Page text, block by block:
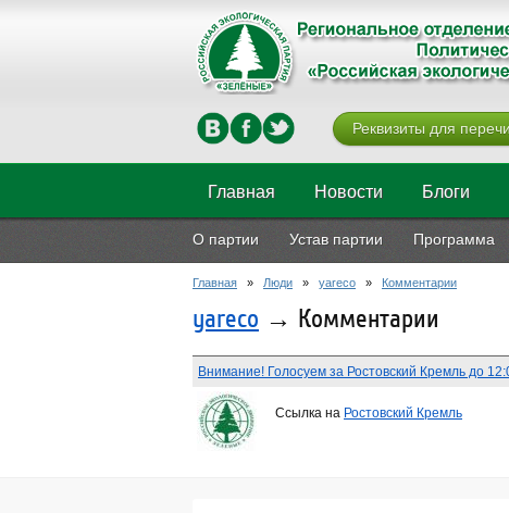
Реквизиты для
Главная Новости Блоги
О партии Устав партии Программа
Главная » Люди » yareco » Комментарии
yareco → Комментарии
Внимание! Голосуем за Ростовский Кремль до
Ссылка на Ростовский Кремль